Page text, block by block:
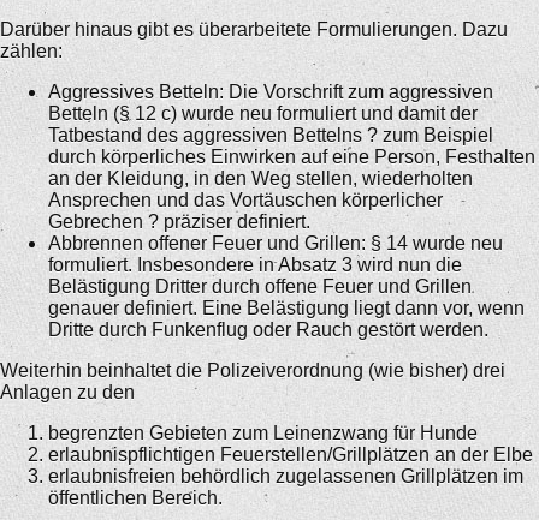
Darüber hinaus gibt es überarbeitete Formulierungen. Dazu
zählen:
Aggressives Betteln: Die Vorschrift zum aggressiven
Betteln (§ 12 c) wurde neu formuliert und damit der
Tatbestand des aggressiven Bettelns ? zum Beispiel
durch körperliches Einwirken auf eine Person, Festhalten
an der Kleidung, in den Weg stellen, wiederholten
Ansprechen und das Vortäuschen körperlicher
Gebrechen ? präziser definiert.
Abbrennen offener Feuer und Grillen: § 14 wurde neu
formuliert. Insbesondere in Absatz 3 wird nun die
Belästigung Dritter durch offene Feuer und Grillen
genauer definiert. Eine Belästigung liegt dann vor, wenn
Dritte durch Funkenflug oder Rauch gestört werden.
Weiterhin beinhaltet die Polizeiverordnung (wie bisher) drei
Anlagen zu den
begrenzten Gebieten zum Leinenzwang für Hunde
erlaubnispflichtigen Feuerstellen/Grillplätzen an der Elbe
erlaubnisfreien behördlich zugelassenen Grillplätzen im
öffentlichen Bereich.